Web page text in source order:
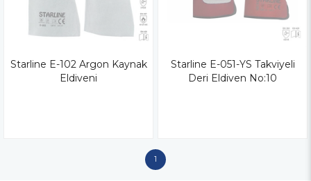
Starline E-102 Argon Kaynak
Eldiveni
Starline E-051-YS Takviyeli
Deri Eldiven No:10
1